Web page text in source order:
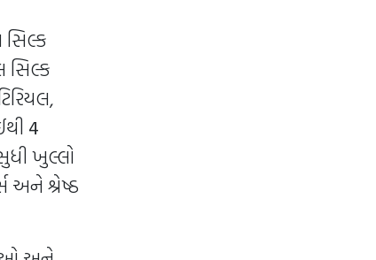
સિલ્ક
4
ખુલ્લો
અને શ્રેષ્ઠ